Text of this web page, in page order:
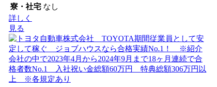
寮・社宅 なし
詳しく
見る